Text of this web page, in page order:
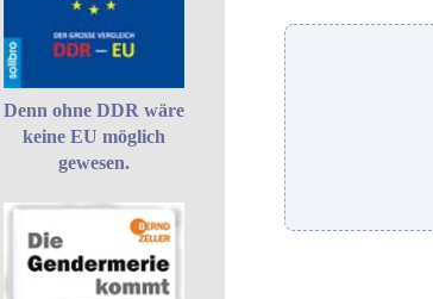
Denn ohne DDR wäre
keine EU möglich
gewesen.